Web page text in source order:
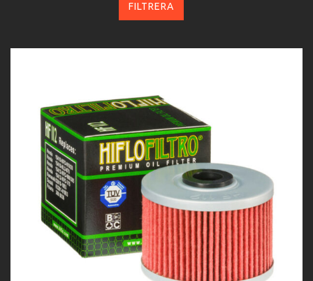
FILTRERA